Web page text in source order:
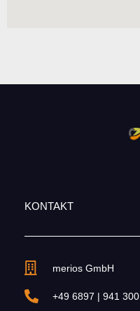
KONTAKT
merios GmbH
+49 6897 | 941 300